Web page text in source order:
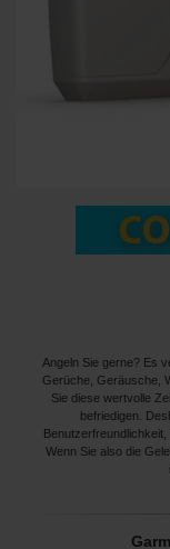
Angeln Sie gerne? Es
Gerüche, Geräusche,
Sie diese wertvolle
befriedigen.
Wenn Sie also die